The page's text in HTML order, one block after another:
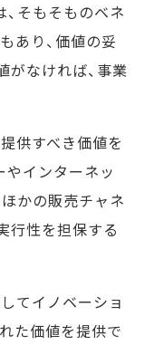
そもそものベネ
あり、価値の妥
がなければ、事業
供すべき価値を
やインターネッ
ほかの販売チャネ
行性を担保する
てイノベーショ
た価値を提供で